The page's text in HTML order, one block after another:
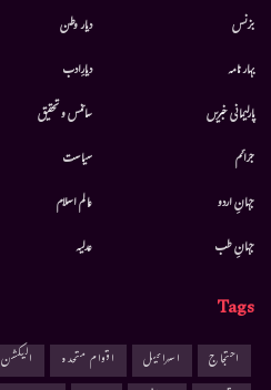
بزنس
بہار نامہ
پارلیمانی خبریں
جرائم
جہانِ اردو
جہانِ طب
دیار وطن
دیارِادب
سائنس و تحقیق
سیاست
عالم اسلام
عدلیہ
Tags
احتجاج اسرائیل اقوام متحدہ الیکشن